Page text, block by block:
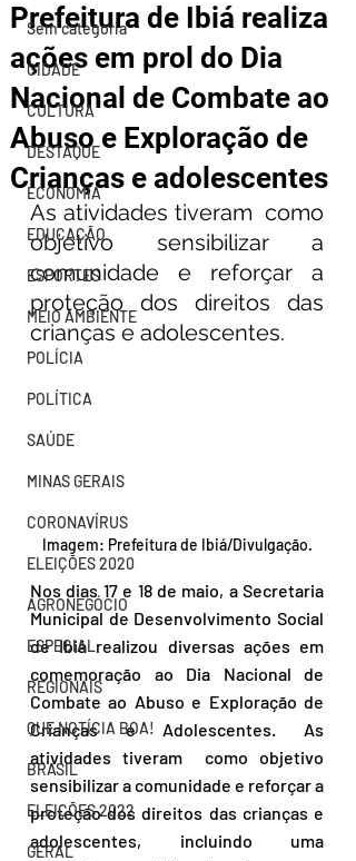
Sem categoria
CIDADE
CULTURA
DESTAQUE
ECONOMIA
EDUCAÇÃO
ESPORTES
MEIO AMBIENTE
POLÍCIA
POLÍTICA
SAÚDE
MINAS GERAIS
CORONAVÍRUS
ELEIÇÕES 2020
AGRONEGÓCIO
ESPECIAL
REGIONAIS
QUE NOTÍCIA BOA!
BRASIL
ELEIÇÕES 2022
GERAL
Prefeitura de Ibiá realiza
ações em prol do Dia
Nacional de Combate ao
Abuso e Exploração de
Crianças e adolescentes
As atividades tiveram  como
objetivo sensibilizar a
comunidade e reforçar a
proteção dos direitos das
crianças e adolescentes.
Imagem: Prefeitura de Ibiá/Divulgação.
Nos dias 17 e 18 de maio, a Secretaria
Municipal de Desenvolvimento Social
de Ibiá realizou diversas ações em
comemoração ao Dia Nacional de
Combate ao Abuso e Exploração de
Crianças e Adolescentes. As
atividades tiveram  como objetivo
sensibilizar a comunidade e reforçar a
proteção dos direitos das crianças e
adolescentes, incluindo uma